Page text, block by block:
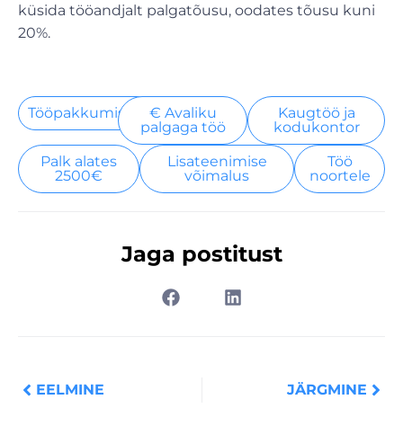
küsida tööandjalt palgatõusu, oodates tõusu kuni
20%.
Tööpakkumised
€ Avaliku
palgaga töö
Kaugtöö ja
kodukontor
Palk alates
2500€
Lisateenimise
võimalus
Töö
noortele
Jaga postitust
EELMINE JÄRGMINE